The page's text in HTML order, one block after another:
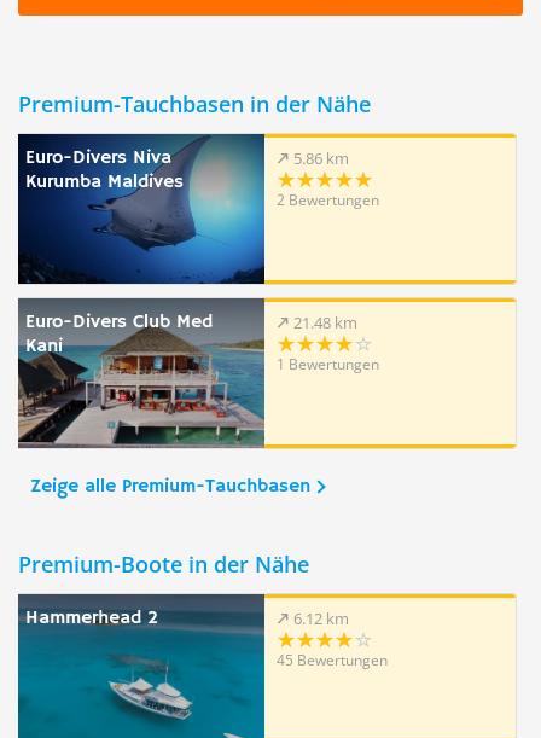
Premium-Tauchbasen in der Nähe
Euro-Divers Niva
Kurumba Maldives
5.86 km
2 Bewertungen
Euro-Divers Club Med
Kani
21.48 km
1 Bewertungen
Zeige alle Premium-Tauchbasen
Premium-Boote in der Nähe
Hammerhead 2 6.12 km
45 Bewertungen